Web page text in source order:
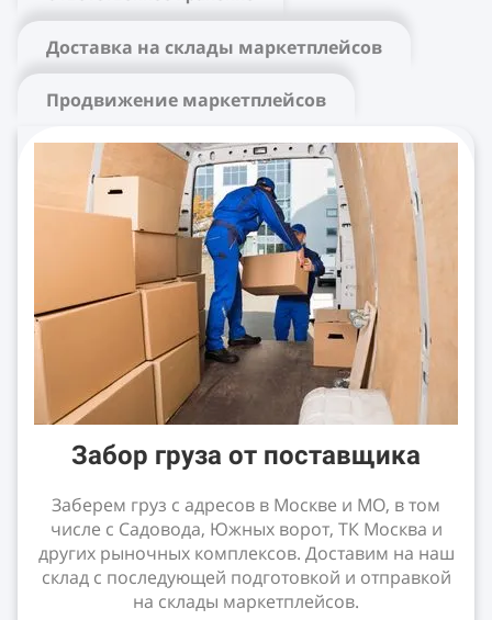
Доставка на склады маркетплейсов
Продвижение маркетплейсов
Забор груза от поставщика
Заберем груз с адресов в Москве и МО, в том
числе с Садовода, Южных ворот, ТК Москва и
других рыночных комплексов. Доставим на наш
склад с последующей подготовкой и отправкой
на склады маркетплейсов.